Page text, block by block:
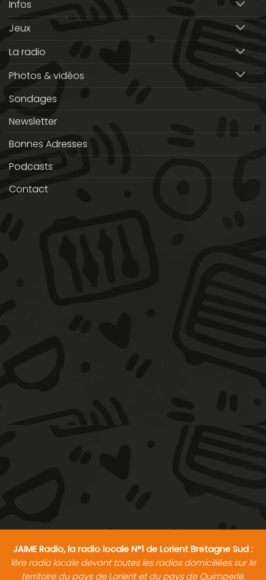
Infos
Jeux
La radio
Photos & vidéos
Sondages
Newsletter
Bonnes Adresses
Podcasts
Contact
JAIME Radio, la radio locale N°1 de Lorient Bretagne Sud :
1ère radio locale devant toutes les radios domiciliées sur le
territoire du pays de Lorient et du pays de Quimperlé.